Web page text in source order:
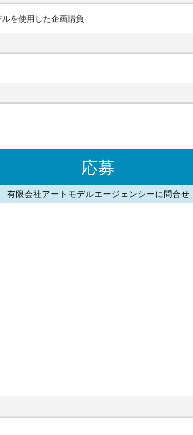
を使用した企画請負
応募
有限会社アートモデルエージェンシーに問合せ